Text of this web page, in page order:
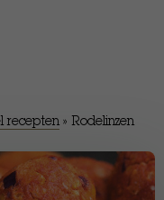
recepten » Rodelinzen